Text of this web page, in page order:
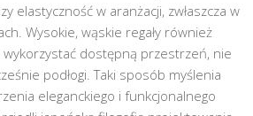
elastyczność w aranżacji, zwłaszcza w
Wysokie, wąskie regały również
dostępną przestrzeń, nie
podłogi. Taki sposób myślenia
eleganckiego i funkcjonalnego